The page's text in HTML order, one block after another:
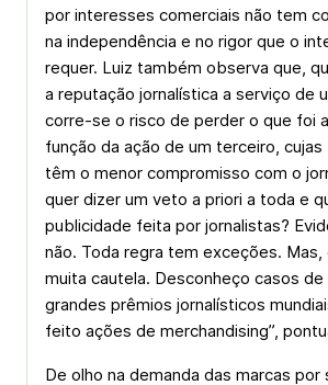
por interesses comerciais não tem
na independência e no rigor que o
requer. Luiz também observa que,
a reputação jornalística a serviço de
corre-se o risco de perder o que foi
função da ação de um terceiro, cujas
têm o menor compromisso com o
quer dizer um veto a priori a toda e
publicidade feita por jornalistas?
não. Toda regra tem exceções.
muita cautela. Desconheço casos
grandes prêmios jornalísticos
feito ações de merchandising”,
De olho na demanda das marcas por